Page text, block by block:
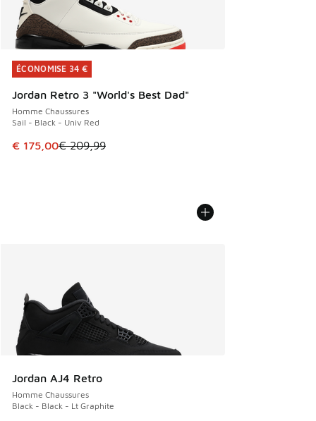
ÉCONOMISE 34 €
Jordan Retro 3 "World's Best Dad"
Homme Chaussures
Sail - Black - Univ Red
Cet article est en promotion. Prix en baisse de € 209,99 à
€ 175,00€ 209,99
ÉCONOMISE 34 €
Jordan AJ4 Retro
Homme Chaussures
Black - Black - Lt Graphite